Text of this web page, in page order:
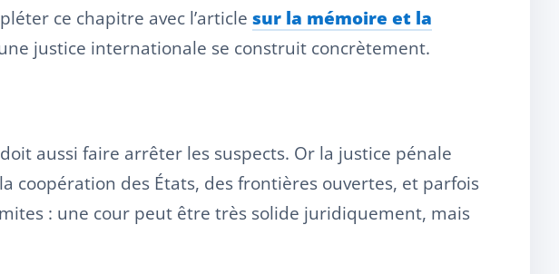
ce chapitre avec l’article sur la mémoire et la
justice internationale se construit concrètement.
aussi faire arrêter les suspects. Or la justice pénale
coopération des États, des frontières ouvertes, et parfois
: une cour peut être très solide juridiquement, mais